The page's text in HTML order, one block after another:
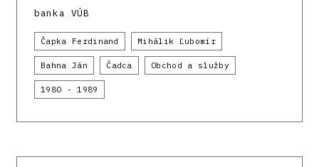
banka VÚB
Čapka Ferdinand Mihálik Ľubomír
Bahna Ján Čadca Obchod a služby
1980 - 1989